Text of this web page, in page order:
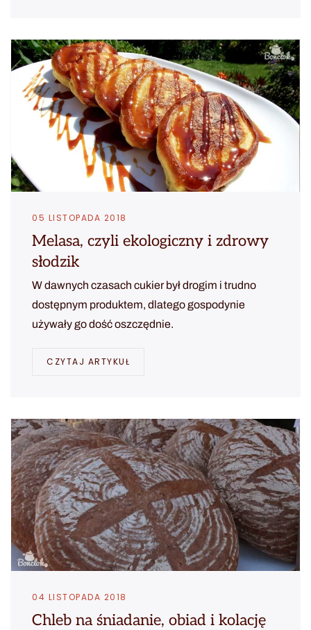
05 LISTOPADA 2018
Melasa, czyli ekologiczny i zdrowy
słodzik
W dawnych czasach cukier był drogim i trudno
dostępnym produktem, dlatego gospodynie
używały go dość oszczędnie.
CZYTAJ ARTYKUŁ
04 LISTOPADA 2018
Chleb na śniadanie, obiad i kolację